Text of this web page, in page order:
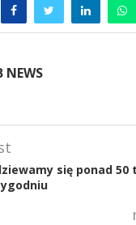
NEWS
się ponad 50